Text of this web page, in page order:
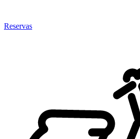
Reservas